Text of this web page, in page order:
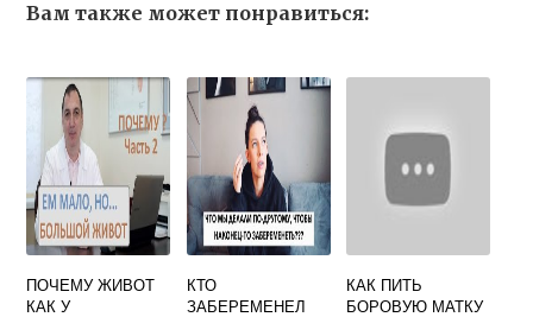
Вам также может понравиться:
ПОЧЕМУ ЖИВОТ
КАК У
КТО
ЗАБЕРЕМЕНЕЛ
КАК ПИТЬ
БОРОВУЮ МАТКУ